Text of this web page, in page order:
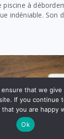
piscine à
indéniable. Son
ensure that we
If you continue
that you are happy
Ok